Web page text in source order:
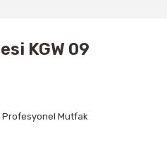
KGW 09
Profesyonel Mutfak